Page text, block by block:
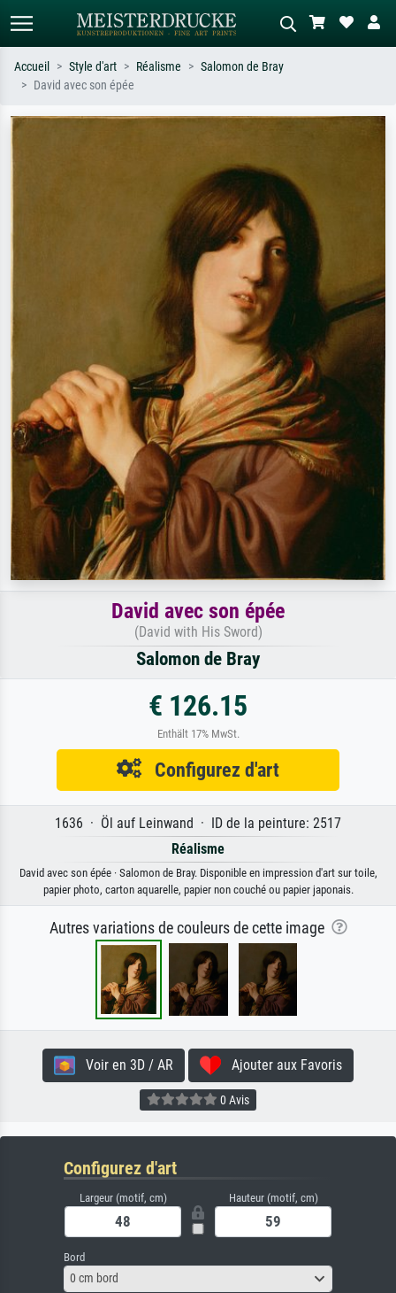
Recherchez par artiste, titre ou style –
tableau sombre, nu debout près d'un
arbre.
Accueil Style d'art Réalisme
Salomon de Bray
David avec son épée
David avec son épée
(David with His Sword)
Salomon de Bray
€ 126.15
Enthält 17% MwSt.
Configurez d'art
1636 · Öl auf Leinwand · ID de la peinture: 2517
Réalisme
David avec son épée · Salomon de Bray. Disponible en impression d'art sur toile,
papier photo, carton aquarelle, papier non couché ou papier japonais.
Autres variations de couleurs de cette image
Voir en 3D / AR Ajouter aux Favoris
0 Avis
Configurez d'art
Largeur (motif, cm) Hauteur (motif, cm)
Bord
0 cm bord